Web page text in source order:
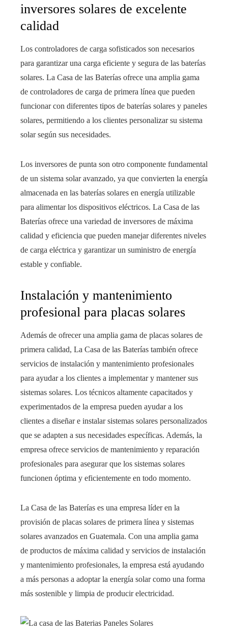
inversores solares de excelente
calidad
Los controladores de carga sofisticados son necesarios
para garantizar una carga eficiente y segura de las baterías
solares. La Casa de las Baterías ofrece una amplia gama
de controladores de carga de primera línea que pueden
funcionar con diferentes tipos de baterías solares y paneles
solares, permitiendo a los clientes personalizar su sistema
solar según sus necesidades.
Los inversores de punta son otro componente fundamental
de un sistema solar avanzado, ya que convierten la energía
almacenada en las baterías solares en energía utilizable
para alimentar los dispositivos eléctricos. La Casa de las
Baterías ofrece una variedad de inversores de máxima
calidad y eficiencia que pueden manejar diferentes niveles
de carga eléctrica y garantizar un suministro de energía
estable y confiable.
Instalación y mantenimiento
profesional para placas solares
Además de ofrecer una amplia gama de placas solares de
primera calidad, La Casa de las Baterías también ofrece
servicios de instalación y mantenimiento profesionales
para ayudar a los clientes a implementar y mantener sus
sistemas solares. Los técnicos altamente capacitados y
experimentados de la empresa pueden ayudar a los
clientes a diseñar e instalar sistemas solares personalizados
que se adapten a sus necesidades específicas. Además, la
empresa ofrece servicios de mantenimiento y reparación
profesionales para asegurar que los sistemas solares
funcionen óptima y eficientemente en todo momento.
La Casa de las Baterías es una empresa líder en la
provisión de placas solares de primera línea y sistemas
solares avanzados en Guatemala. Con una amplia gama
de productos de máxima calidad y servicios de instalación
y mantenimiento profesionales, la empresa está ayudando
a más personas a adoptar la energía solar como una forma
más sostenible y limpia de producir electricidad.